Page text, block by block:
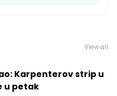
View all
Karpenterov strip u
u petak